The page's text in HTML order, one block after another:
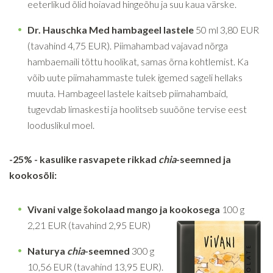
eeterlikud õlid hoiavad hingeõhu ja suu kaua värske.
Dr. Hauschka Med hambageel lastele 50 ml 3,80 EUR
(tavahind 4,75 EUR). Piimahambad vajavad nõrga
hambaemaili tõttu hoolikat, samas õrna kohtlemist. Ka
võib uute piimahammaste tulek igemed sageli hellaks
muuta. Hambageel lastele kaitseb piimahambaid,
tugevdab limaskesti ja hoolitseb suuõõne tervise eest
looduslikul moel.
-25% - kasulike rasvapete rikkad chia-seemned ja
kookosõli:
Vivani valge šokolaad mango ja kookosega 100 g
2,21 EUR (tavahind 2,95 EUR)
Naturya chia-seemned 300 g
10,56 EUR (tavahind 13,95 EUR).